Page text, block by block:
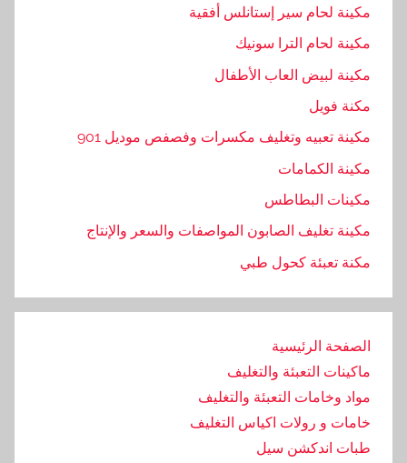
مكينة لحام سير إستانلس أفقية
مكينة لحام الترا سونيك
مكينة لبيض العاب الأطفال
مكنة فويل
مكينة تعبيه وتغليف مكسرات وفصفص موديل 901
مكينة الكمامات
مكينات البطاطس
مكينة تغليف الصابون المواصفات والسعر والإنتاج
مكنة تعبئة كحول طبي
الصفحة الرئيسية
ماكينات التعبئة والتغليف
مواد وخامات التعبئة والتغليف
خامات و رولات اكياس التغليف
طبات اندكشن سيل